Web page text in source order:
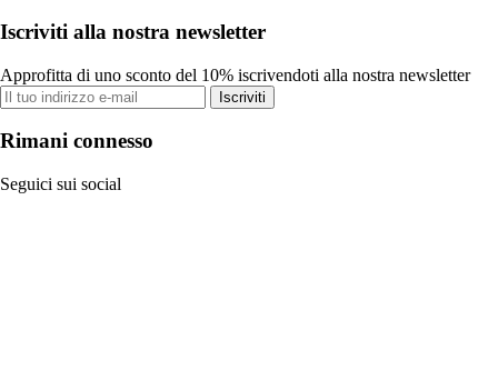
Iscriviti alla nostra newsletter
Approfitta di uno sconto del 10% iscrivendoti alla nostra newsletter
Iscriviti
Rimani connesso
Seguici sui social